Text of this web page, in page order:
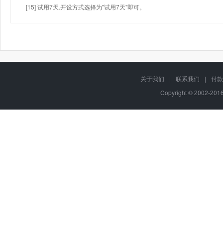
[15] 试用7天.开设方式选择为"试用7天"即可。
关于我们 | 联系我们 |
付
Copyright © 2002-